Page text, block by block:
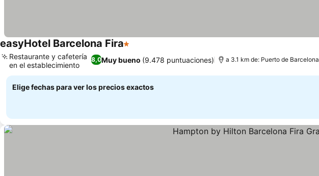
easyHotel Barcelona Fira1 Estrellas
8,0Muy bueno (9.478 puntuaciones)
Restaurante y cafetería
en el establecimiento
a 3.1 km de: Puerto de Barcelona
Elige fechas para ver los precios exactos